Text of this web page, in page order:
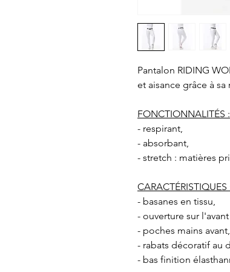
Pantalon RIDING
et aisance grâce à
FONCTIONNALITÉS :
- respirant,
- absorbant,
- stretch : matières
CARACTÉRISTIQUES
- basanes en tissu,
- ouverture sur
- poches mains avant,
- rabats décoratif au
- bas finition